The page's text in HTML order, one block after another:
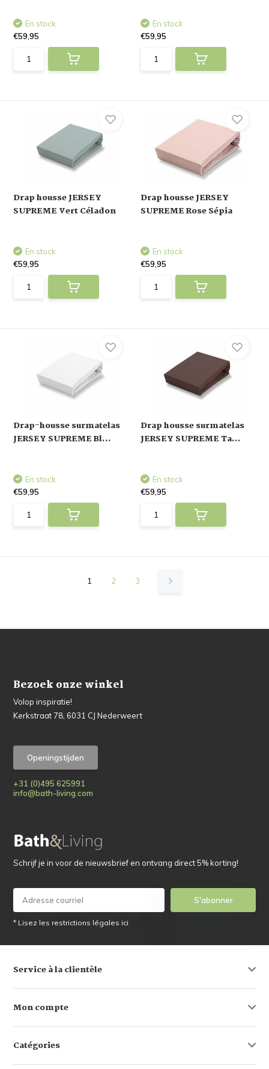
En stock
€59,95
En stock
€59,95
Drap housse JERSEY
SUPREME Vert Céladon
En stock
€59,95
Drap housse JERSEY
SUPREME Rose Sépia
En stock
€59,95
Drap-housse surmatelas
JERSEY SUPREME Bl...
En stock
€59,95
Drap housse surmatelas
JERSEY SUPREME Ta...
En stock
€59,95
1 2 3
Bezoek onze winkel
Volop inspiratie!
Kerkstraat 78, 6031 CJ Nederweert
Openingstijden
+31 (0)495 625991
info@bath-living.com
Schrijf je in voor de nieuwsbrief en ontvang direct 5% korting!
S'abonner
* Lisez les restrictions légales ici
Service à la clientèle
Mon compte
Catégories